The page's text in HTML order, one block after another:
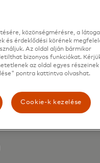
közönségmérésre, a
és érdeklődési körének
Az oldal alján bármikor
bizonyos funkciókat.
az oldal egyes részeinek
pontra kattintva olvashat.
Cookie-k kezelése